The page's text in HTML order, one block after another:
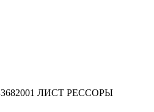
ЛИСТ РЕССОРЫ